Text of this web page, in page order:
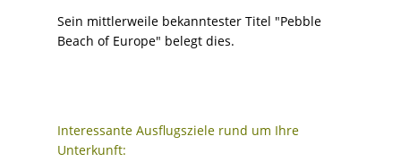
Sein mittlerweile bekanntester Titel "Pebble
Beach of Europe" belegt dies.
Interessante Ausflugsziele rund um Ihre
Unterkunft: